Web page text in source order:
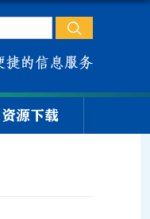
资源下载